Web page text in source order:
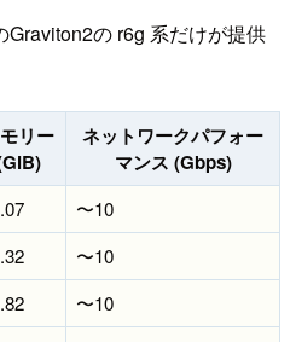
の r6g 系だけが提供
リー
ネットワークパフォー
マンス (Gbps)
〜10
〜10
〜10